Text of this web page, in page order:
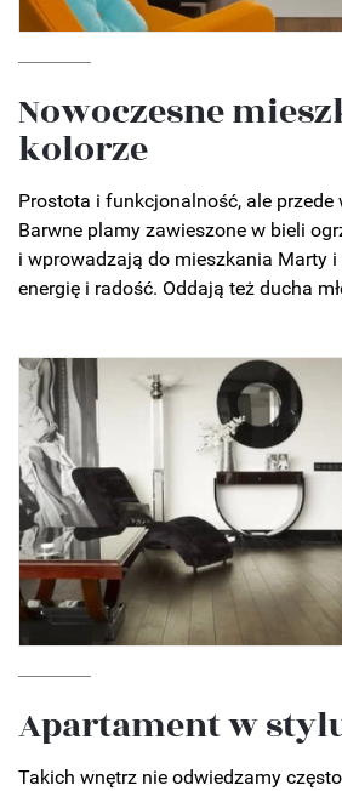
Nowoczesne
kolorze
Prostota i funkcjonalność, ale przede
Barwne plamy zawieszone w bieli
i wprowadzają do mieszkania Marty
energię i radość. Oddają też ducha
Apartament w
Takich wnętrz nie odwiedzamy